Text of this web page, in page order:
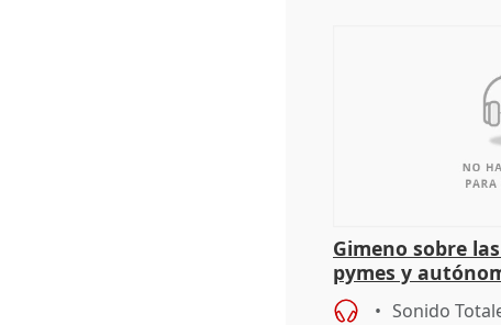
Gimeno sobre
pymes y
Sonido